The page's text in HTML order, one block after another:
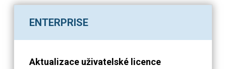
Kurzy
Recenze zákazníků
ENTERPRISE
Aktualizace uživatelské licence